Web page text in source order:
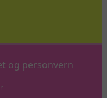
og personvern